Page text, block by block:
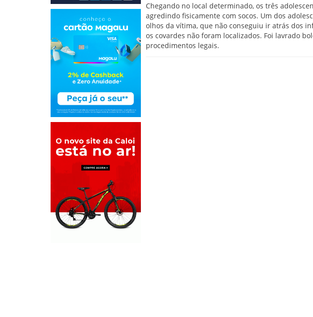
Chegando no local determinado, os três
agredindo fisicamente com socos. Um dos
olhos da vítima, que não conseguiu ir atrás dos
os covardes não foram localizados. Foi lavrado
procedimentos legais.